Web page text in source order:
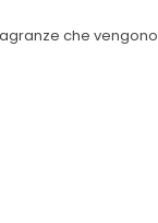
che vengono